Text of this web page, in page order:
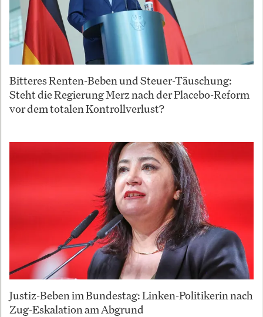
Bitteres Renten-Beben und Steuer-Täuschung:
Steht die Regierung Merz nach der Placebo-Reform
vor dem totalen Kontrollverlust?
Justiz-Beben im Bundestag: Linken-Politikerin nach
Zug-Eskalation am Abgrund